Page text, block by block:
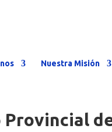
Nuestra Misión
Provincial